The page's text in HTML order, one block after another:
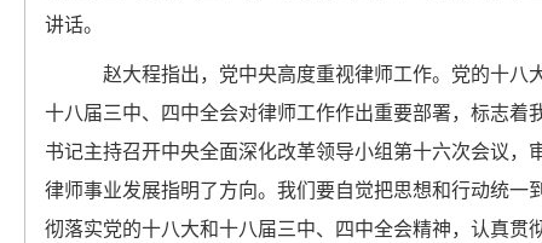
讲话。
赵大程指出，党中央高度重视律师工作。党的十八
十八届三中、四中全会对律师工作作出重要部署，标志着
书记主持召开中央全面深化改革领导小组第十六次会议
律师事业发展指明了方向。我们要自觉把思想和行动统
彻落实党的十八大和十八届三中、四中全会精神，认真